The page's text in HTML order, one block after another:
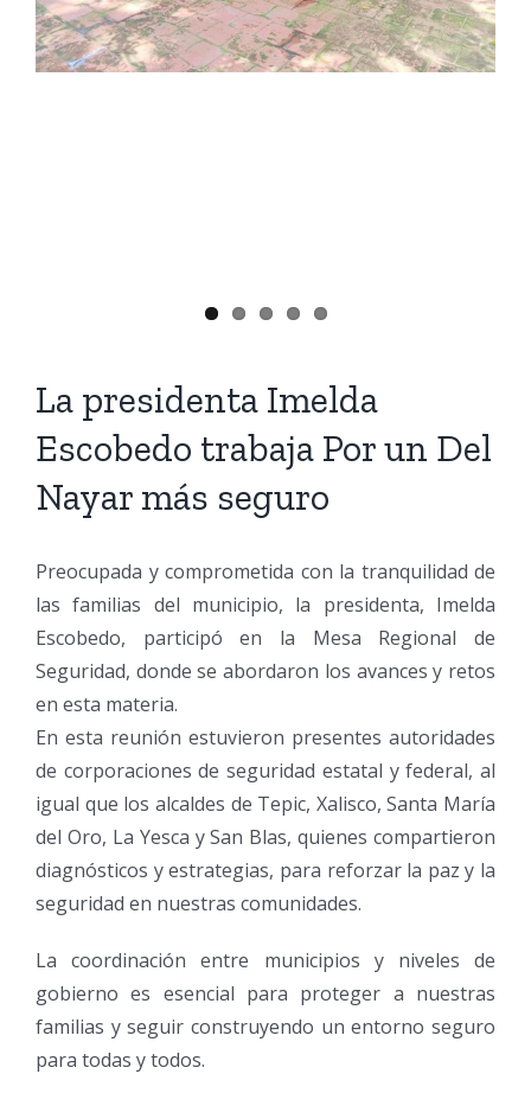
La presidenta Imelda
Escobedo trabaja Por un Del
Nayar más seguro
Preocupada y comprometida con la tranquilidad de
las familias del municipio, la presidenta, Imelda
Escobedo, participó en la Mesa Regional de
Seguridad, donde se abordaron los avances y retos
en esta materia.
En esta reunión estuvieron presentes autoridades
de corporaciones de seguridad estatal y federal, al
igual que los alcaldes de Tepic, Xalisco, Santa María
del Oro, La Yesca y San Blas, quienes compartieron
diagnósticos y estrategias, para reforzar la paz y la
seguridad en nuestras comunidades.
La coordinación entre municipios y niveles de
gobierno es esencial para proteger a nuestras
familias y seguir construyendo un entorno seguro
para todas y todos.